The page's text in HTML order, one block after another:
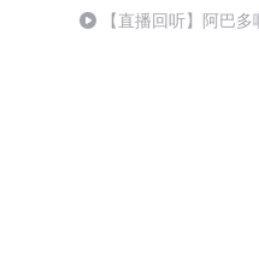
【直播回听】阿巴多